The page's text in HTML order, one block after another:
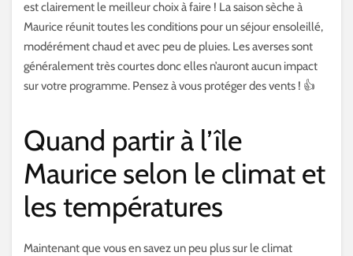
est clairement le meilleur choix à faire ! La saison sèche à
Maurice réunit toutes les conditions pour un séjour ensoleillé,
modérément chaud et avec peu de pluies. Les averses sont
généralement très courtes donc elles n’auront aucun impact
sur votre programme. Pensez à vous protéger des vents ! 👍
Quand partir à l’île
Maurice selon le climat et
les températures
Maintenant que vous en savez un peu plus sur le climat